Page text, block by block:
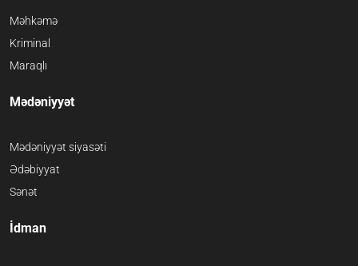
Məhkəmə
Kriminal
Maraqlı
Mədəniyyət
Mədəniyyət siyasəti
Ədəbiyyat
Sənət
İdman